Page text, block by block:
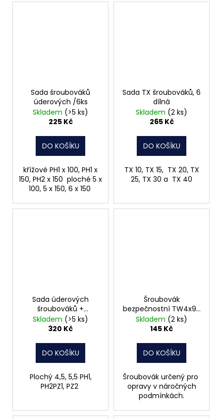
Sada šroubováků
úderových /6ks
Skladem (>5 ks)
225 Kč
DO KOŠÍKU
křížové PH1 x 100, PH1 x
150, PH2 x 150 ploché 5 x
100, 5 x 150, 6 x 150
Sada TX šroubováků, 6
dílná
Skladem (2 ks)
265 Kč
DO KOŠÍKU
TX 10, TX 15, TX 20, TX
25, TX 30 a TX 40
Sada úderových
šroubováků +
zkoušečka napětí, 7
kusů
Skladem (>5 ks)
320 Kč
DO KOŠÍKU
Plochý 4,5, 5,5 PH1,
PH2PZ1, PZ2
Šroubovák
bezpečnostní TW4x95
8003 04 S LINE PROFI
Skladem (2 ks)
145 Kč
DO KOŠÍKU
Šroubovák určený pro
opravy v náročných
podmínkách.